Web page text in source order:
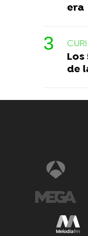
era
Los
de